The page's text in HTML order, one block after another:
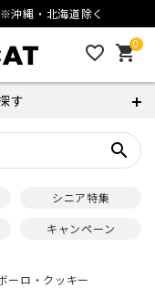
※沖縄・北海道除く
favorite_outline 0
shopping_cart
す
search
シニア特集
キャンペーン
ーロ・クッキー